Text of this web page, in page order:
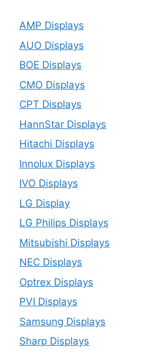
AMP Displays
AUO Displays
BOE Displays
CMO Displays
CPT Displays
HannStar Displays
Hitachi Displays
Innolux Displays
IVO Displays
LG Display
LG Philips Displays
Mitsubishi Displays
NEC Displays
Optrex Displays
PVI Displays
Samsung Displays
Sharp Displays